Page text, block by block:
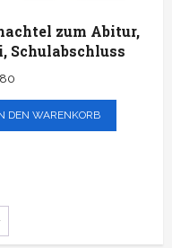
zum Abitur,
Schulabschluss
DEN WARENKORB